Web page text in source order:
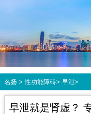
名扬 >性功能障碍> 早泄>
早泄就是肾虚？